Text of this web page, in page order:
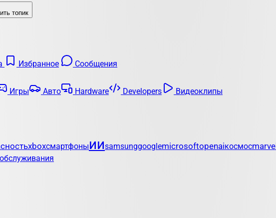
топик
Избранное
Сообщения
Игры Авто Hardware Developers
Видеоклипы
xboxсмартфоныииsamsunggooglemicrosoftopenaiкосмосmarvel